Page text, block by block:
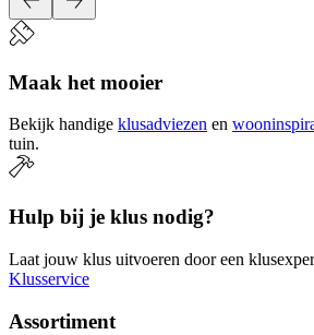
Maak het mooier
Bekijk handige klusadviezen en
tuin.
Hulp bij je klus nodig?
Laat jouw klus uitvoeren door een
Klusservice
Assortiment